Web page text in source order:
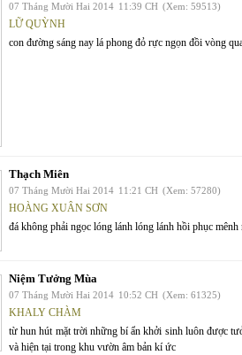
07 Tháng Mười Hai 2014 11:39 CH (Xem: 59513)
LỮ QUỲNH
con đường sáng nay lá phong đỏ rực ngọn đồi vòng
Thạch Miên
07 Tháng Mười Hai 2014 11:21 CH (Xem: 57280)
HOÀNG XUÂN SƠN
đá không phải ngọc lóng lánh lóng lánh hồi phục mênh
Niệm Tưởng Mùa
07 Tháng Mười Hai 2014 10:52 CH (Xem: 61325)
KHALY CHÀM
từ hun hút mặt trời những bí ẩn khởi sinh luôn được
và hiện tại trong khu vườn âm bản kí ức